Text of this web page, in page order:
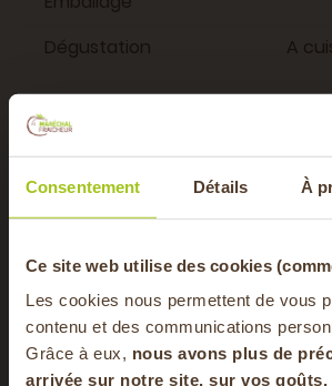
Consentement Détails À
Ce site web utilise des cookies
Les cookies nous permettent de vous
contenu et des communications
Grâce à eux, nous avons plus de
arrivée sur notre site, sur vos goûts,
Dégustation
A
Vous aimerez
-20%
votre